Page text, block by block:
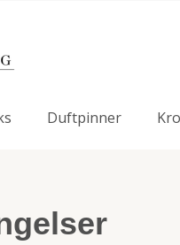
Duftpinner